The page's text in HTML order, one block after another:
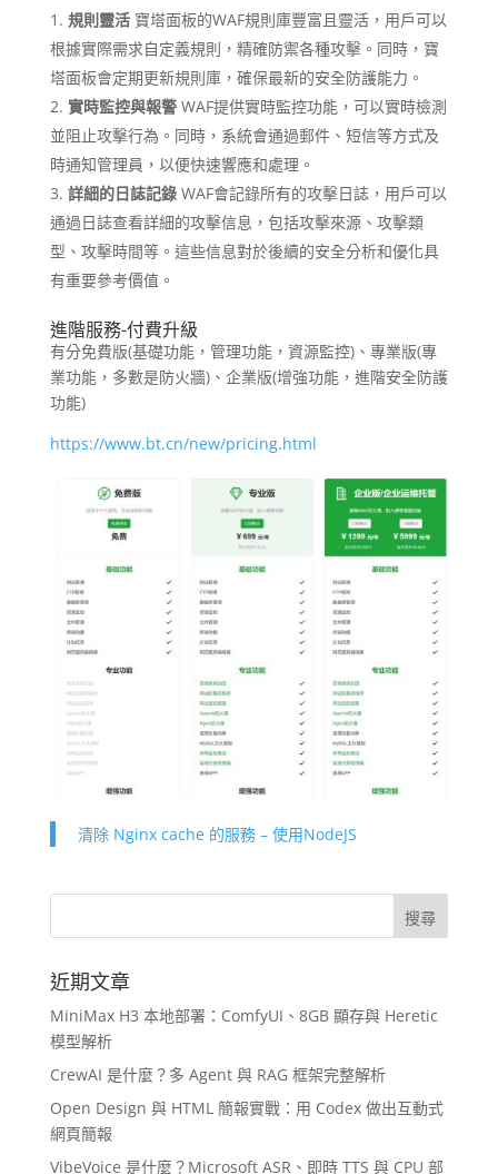
規則靈活寶塔面板的WAF規則庫豐富且靈活，用戶可以
根據實際需求自定義規則，精確防禦各種攻擊。同時，寶
塔面板會定期更新規則庫，確保最新的安全防護能力。
實時監控與報警WAF提供實時監控功能，可以實時檢測
並阻止攻擊行為。同時，系統會通過郵件、短信等方式及
時通知管理員，以便快速響應和處理。
詳細的日誌記錄WAF會記錄所有的攻擊日誌，用戶可以
通過日誌查看詳細的攻擊信息，包括攻擊來源、攻擊類
型、攻擊時間等。這些信息對於後續的安全分析和優化具
有重要參考價值。
進階服務-付費升級
有分免費版(基礎功能，管理功能，資源監控)、專業版(專
業功能，多數是防火牆)、企業版(增強功能，進階安全防護
功能)
https://www.bt.cn/new/pricing.html
清除 Nginx cache 的服務 – 使用NodeJS
近期文章
MiniMax H3 本地部署：ComfyUI、8GB 顯存與 Heretic
模型解析
CrewAI 是什麼？多 Agent 與 RAG 框架完整解析
Open Design 與 HTML 簡報實戰：用 Codex 做出互動式
網頁簡報
VibeVoice 是什麼？Microsoft ASR、即時 TTS 與 CPU 部